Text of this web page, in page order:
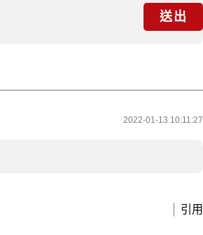
送出
2022-01-13 10:11:27
引用